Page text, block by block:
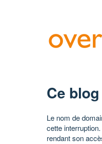
Ce
Le nom de
cette
rendant son